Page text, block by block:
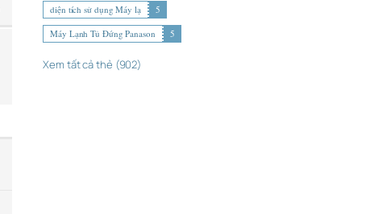
diện tích sử dụng Máy lạ
5
Máy Lạnh Tủ Đứng Panason
5
Xem tất cả thẻ (902)